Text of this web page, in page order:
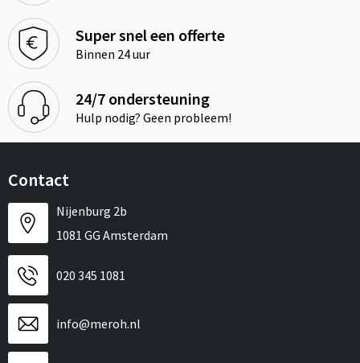
Super snel een offerte
Binnen 24 uur
24/7 ondersteuning
Hulp nodig? Geen probleem!
Contact
Nijenburg 2b
1081 GG Amsterdam
020 345 1081
info@meroh.nl